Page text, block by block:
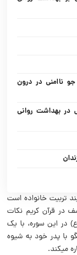
ناامنى در درون
بهداشت روانی
تربیت خانواده است
در قرآن کریم نکات
در این سوره، با یک
با پدر خود به شیوه
میکند.